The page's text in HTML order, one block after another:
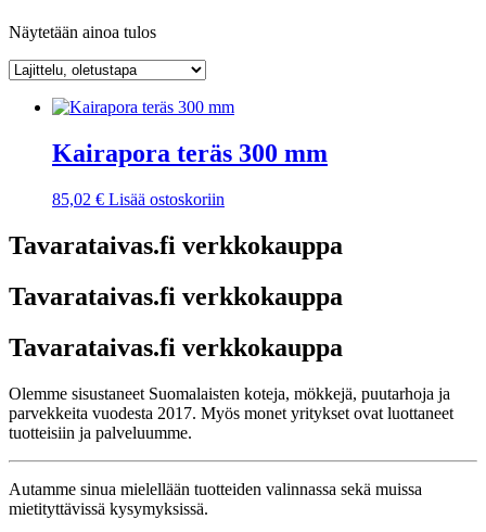
Näytetään ainoa tulos
Kairapora teräs 300 mm
85,02 € Lisää ostoskoriin
Tavarataivas.fi verkkokauppa
Tavarataivas.fi verkkokauppa
Tavarataivas.fi verkkokauppa
Olemme sisustaneet Suomalaisten koteja, mökkejä, puutarhoja ja
parvekkeita vuodesta 2017. Myös monet yritykset ovat luottaneet
tuotteisiin ja palveluumme.
Autamme sinua mielellään tuotteiden valinnassa sekä muissa
mietityttävissä kysymyksissä.